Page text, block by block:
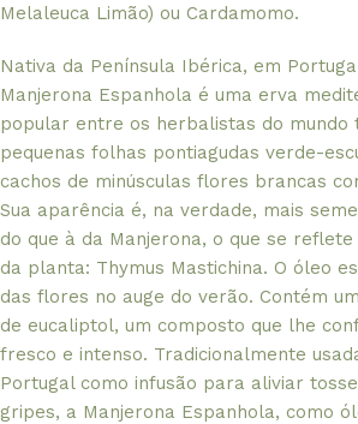
Melaleuca Limão) ou Cardamomo.
Nativa da Península Ibérica, em
Manjerona Espanhola é uma erva
popular entre os herbalistas do mundo
pequenas folhas pontiagudas verde-
cachos de minúsculas flores brancas
Sua aparência é, na verdade, mais
do que à da Manjerona, o que se
da planta: Thymus Mastichina. O óleo
das flores no auge do verão. Contém
de eucaliptol, um composto que lhe
fresco e intenso. Tradicionalmente
Portugal como infusão para aliviar
gripes, a Manjerona Espanhola, como